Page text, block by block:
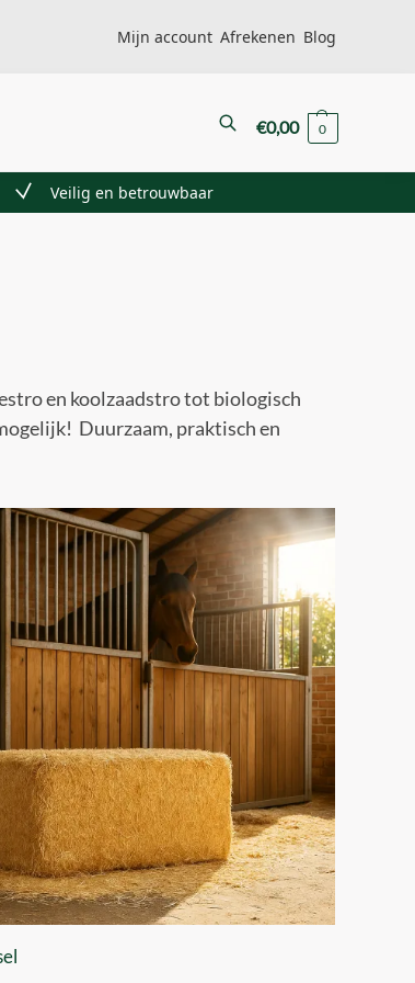
Mijn account Afrekenen Blog
€0,00 0
Veilig en betrouwbaar
en koolzaadstro tot biologisch
Duurzaam, praktisch en